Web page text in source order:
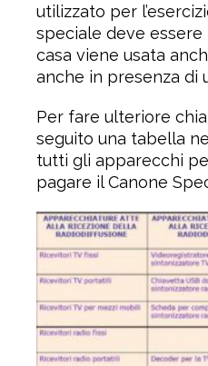
utilizzato per
speciale deve
casa viene usata
anche in presenza di
Per fare ulteriore
seguito una tabella
tutti gli apparecchi
pagare il Canone